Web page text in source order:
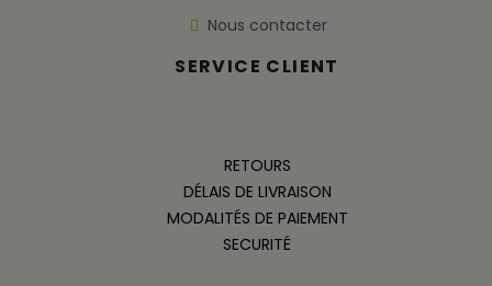
Nous contacter
SERVICE CLIENT
RETOURS
DÉLAIS DE LIVRAISON
MODALITÉS DE PAIEMENT
SECURITÉ